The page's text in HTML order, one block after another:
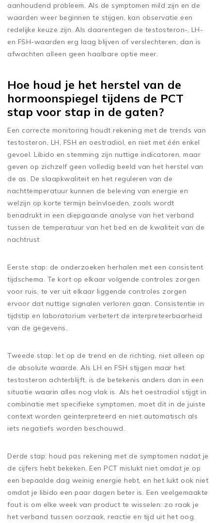
aanhoudend probleem. Als de symptomen mild zijn en de
waarden weer beginnen te stijgen, kan observatie een
redelijke keuze zijn. Als daarentegen de testosteron-, LH-
en FSH-waarden erg laag blijven of verslechteren, dan is
afwachten alleen geen haalbare optie meer.
Hoe houd je het herstel van de
hormoonspiegel tijdens de PCT
stap voor stap in de gaten?
Een correcte monitoring houdt rekening met de trends van
testosteron, LH, FSH en oestradiol, en niet met één enkel
gevoel. Libido en stemming zijn nuttige indicatoren, maar
geven op zichzelf geen volledig beeld van het herstel van
de as. De slaapkwaliteit en het reguleren van de
nachttemperatuur kunnen de beleving van energie en
welzijn op korte termijn beïnvloeden, zoals wordt
benadrukt in een diepgaande analyse van het verband
tussen de temperatuur van het bed en de kwaliteit van de
nachtrust
Eerste stap: de onderzoeken herhalen met een consistent
tijdschema. Te kort op elkaar volgende controles zorgen
voor ruis, te ver uit elkaar liggende controles zorgen
ervoor dat nuttige signalen verloren gaan. Consistentie in
tijdstip en laboratorium verbetert de interpreteerbaarheid
van de gegevens.
Tweede stap: let op de trend en de richting, niet alleen op
de absolute waarde. Als LH en FSH stijgen maar het
testosteron achterblijft, is de betekenis anders dan in een
situatie waarin alles nog vlak is. Als het oestradiol stijgt in
combinatie met specifieke symptomen, moet dit in de juiste
context worden geïnterpreteerd en niet automatisch als
iets negatiefs worden beschouwd.
Derde stap: houd pas rekening met de symptomen nadat je
de cijfers hebt bekeken. Een PCT mislukt niet omdat je op
een bepaalde dag weinig energie hebt, en het lukt ook niet
omdat je libido een paar dagen beter is. Een veelgemaakte
fout is om elke week van product te wisselen: zo raak je
het verband tussen oorzaak, reactie en tijd uit het oog.